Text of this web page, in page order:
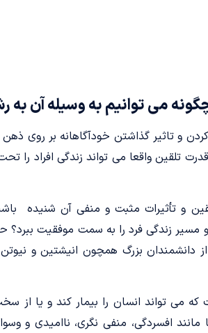
می توانیم به وسیله آن به
و تاثیر گذاشتن خودآگاهانه بر روی
تلقین واقعا می تواند زندگی افراد را
و تأثیرات مثبت و منفی آن شنیده
مسیر زندگی فرد را به سمت موفقیت
دانشمندان بزرگ همچون انیشتین و
که می تواند انسان را بیمار کند و یا از
مانند افسردگی، منفی نگری، ناامیدی و